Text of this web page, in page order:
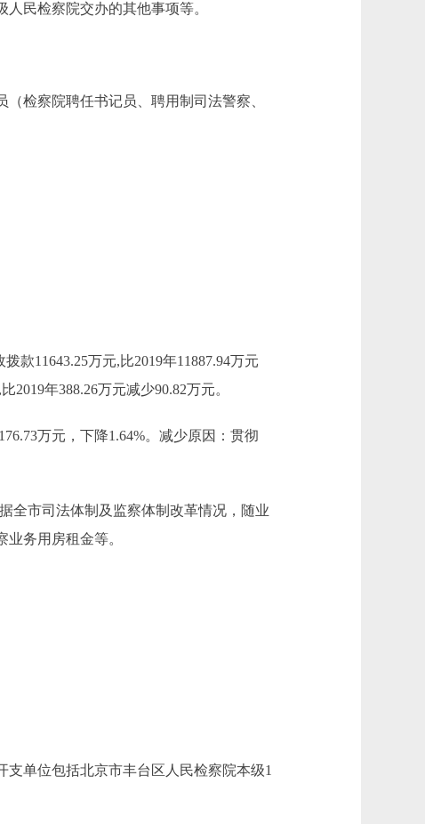
民检察院交办的其他事项等。
检察院聘任书记员、聘用制司法警察、
款11643.25万元,比2019年11887.94万元
年388.26万元减少90.82万元。
万元，下降1.64%。减少原因：贯彻
全市司法体制及监察体制改革情况，随业
务用房租金等。
单位包括北京市丰台区人民检察院本级1